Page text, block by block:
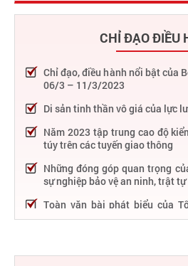
CHỈ ĐẠO ĐIỀU
Chỉ đạo, điều hành nổi bật của
06/3 – 11/3/2023
Di sản tinh thần vô giá của lực
Năm 2023 tập trung cao độ
túy trên các tuyến giao thông
Những đóng góp quan trọng
sự nghiệp bảo vệ an ninh, trật tự
Toàn văn bài phát biểu của
Trọng tại Lễ kỷ niệm 75 năm
75 năm thực hiện Sáu điều Bác